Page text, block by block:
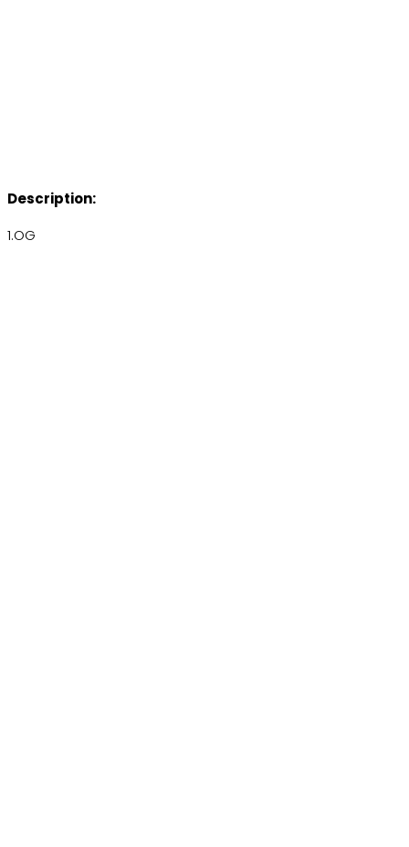
Description:
1.OG